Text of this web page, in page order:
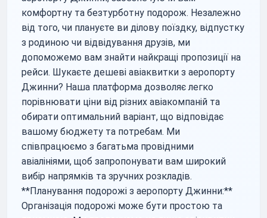
комфортну та безтурботну подорож. Незалежно
від того, чи плануєте ви ділову поїздку, відпустку
з родиною чи відвідування друзів, ми
допоможемо вам знайти найкращі пропозиції на
рейси. Шукаєте дешеві авіаквитки з аеропорту
Джинни? Наша платформа дозволяє легко
порівнювати ціни від різних авіакомпаній та
обирати оптимальний варіант, що відповідає
вашому бюджету та потребам. Ми
співпрацюємо з багатьма провідними
авіалініями, щоб запропонувати вам широкий
вибір напрямків та зручних розкладів.
**Планування подорожі з аеропорту Джинни:**
Організація подорожі може бути простою та